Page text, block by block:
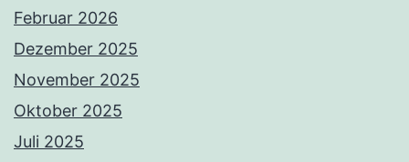
Februar 2026
Dezember 2025
November 2025
Oktober 2025
Juli 2025